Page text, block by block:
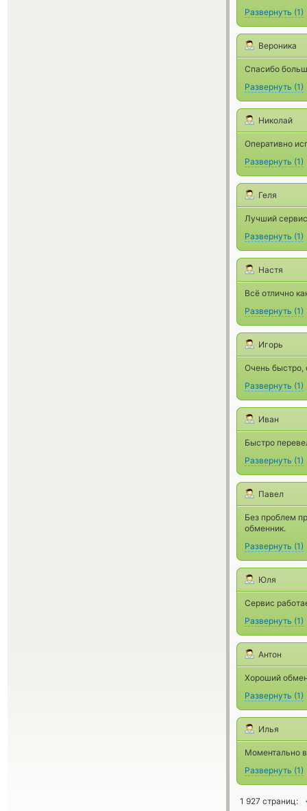
Развернуть (1)
Вероника
Спасибо
Развернуть (1)
Николай
Оперативно
Развернуть (1)
Геля
Лучший
Развернуть (1)
Настя
Всё отлично
Развернуть (1)
Игорь
Очень быстро,
Развернуть (1)
Иван
Быстро
Развернуть (1)
Павел
Без проблем
обменник.
Развернуть (1)
Юля
Сервис
Развернуть (1)
Антон
Хороший
Развернуть (1)
Илья
Моментально
Развернуть (1)
1 927 страниц: